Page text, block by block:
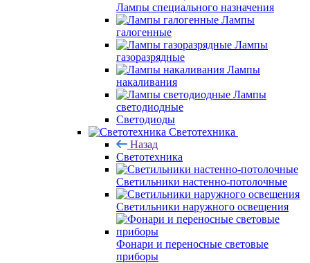
Лампы специального назначения
Лампы
галогенные
Лампы
газоразрядные
Лампы
накаливания
Лампы
светодиодные
Светодиоды
Светотехника
Назад
Светотехника
Светильники настенно-потолочные
Светильники наружного освещения
Фонари и переносные световые
приборы